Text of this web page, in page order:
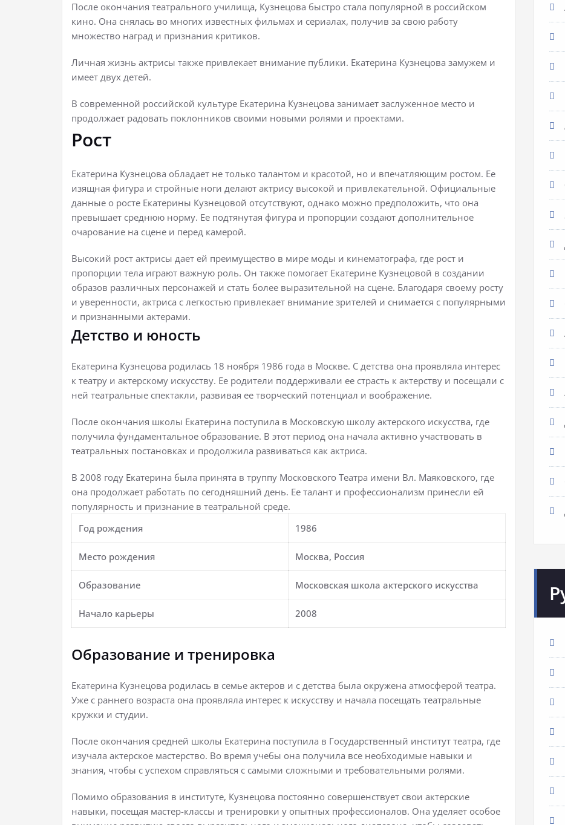
После окончания театрального училища, Кузнецова быстро стала популярной в российском
кино. Она снялась во многих известных фильмах и сериалах, получив за свою работу
множество наград и признания критиков.
Личная жизнь актрисы также привлекает внимание публики. Екатерина Кузнецова замужем и
имеет двух детей.
В современной российской культуре Екатерина Кузнецова занимает заслуженное место и
продолжает радовать поклонников своими новыми ролями и проектами.
Рост
Екатерина Кузнецова обладает не только талантом и красотой, но и впечатляющим ростом. Ее
изящная фигура и стройные ноги делают актрису высокой и привлекательной. Официальные
данные о росте Екатерины Кузнецовой отсутствуют, однако можно предположить, что она
превышает среднюю норму. Ее подтянутая фигура и пропорции создают дополнительное
очарование на сцене и перед камерой.
Высокий рост актрисы дает ей преимущество в мире моды и кинематографа, где рост и
пропорции тела играют важную роль. Он также помогает Екатерине Кузнецовой в создании
образов различных персонажей и стать более выразительной на сцене. Благодаря своему росту
и уверенности, актриса с легкостью привлекает внимание зрителей и снимается с популярными
и признанными актерами.
Детство и юность
Екатерина Кузнецова родилась 18 ноября 1986 года в Москве. С детства она проявляла интерес
к театру и актерскому искусству. Ее родители поддерживали ее страсть к актерству и посещали с
ней театральные спектакли, развивая ее творческий потенциал и воображение.
После окончания школы Екатерина поступила в Московскую школу актерского искусства, где
получила фундаментальное образование. В этот период она начала активно участвовать в
театральных постановках и продолжила развиваться как актриса.
В 2008 году Екатерина была принята в труппу Московского Театра имени Вл. Маяковского, где
она продолжает работать по сегодняшний день. Ее талант и профессионализм принесли ей
популярность и признание в театральной среде.
Год рождения
1986
Место рождения Москва, Россия
Образование Московская школа актерского искусства
Начало карьеры 2008
Образование и тренировка
Екатерина Кузнецова родилась в семье актеров и с детства была окружена атмосферой театра.
Уже с раннего возраста она проявляла интерес к искусству и начала посещать театральные
кружки и студии.
После окончания средней школы Екатерина поступила в Государственный институт театра, где
изучала актерское мастерство. Во время учебы она получила все необходимые навыки и
знания, чтобы с успехом справляться с самыми сложными и требовательными ролями.
Помимо образования в институте, Кузнецова постоянно совершенствует свои актерские
навыки, посещая мастер-классы и тренировки у опытных профессионалов. Она уделяет особое